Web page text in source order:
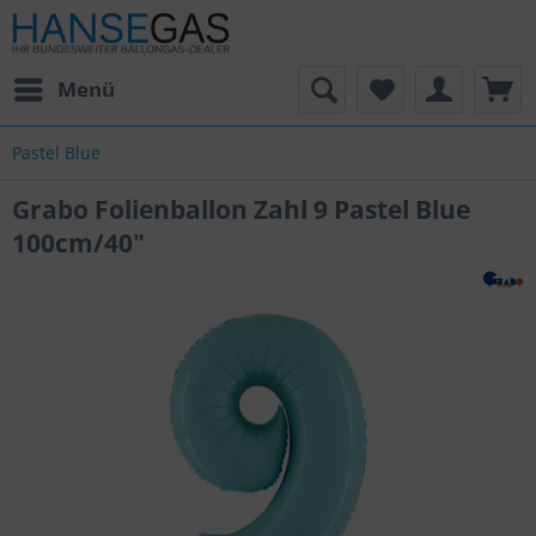
Menü
Pastel Blue
Grabo Folienballon Zahl 9 Pastel Blue
100cm/40"